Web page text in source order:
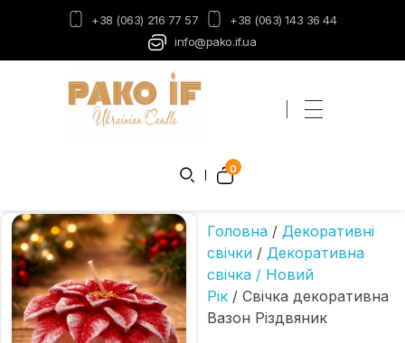
+38 (063) 216 77 57
+38 (063) 143 36 44
info@pako.if.ua
0
Головна/ Декоративні
свічки/ Декоративна
свічка / Новий
Рік/ Свічка декоративна
Вазон Різдвяник